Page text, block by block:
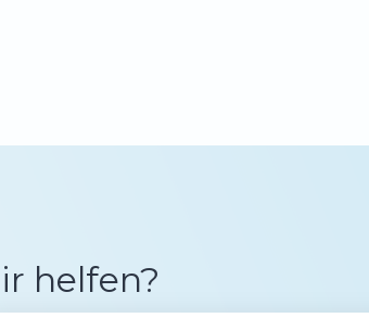
anzeigen
helfen?